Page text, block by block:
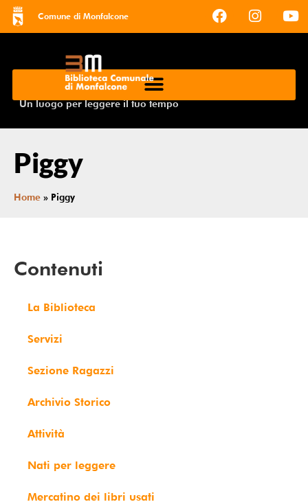
Comune di Monfalcone
Un luogo per leggere il tuo tempo
Piggy
Home » Piggy
Contenuti
La Biblioteca
Servizi
Sezione Ragazzi
Archivio Storico
Attività
Nati per leggere
Mercatino dei libri usati